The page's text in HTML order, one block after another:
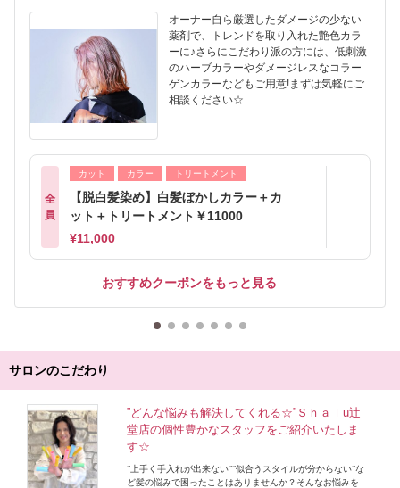
オーナー自ら厳選したダメージの少ない
薬剤で、トレンドを取り入れた艶色カラ
ーに♪さらにこだわり派の方には、低刺激
のハーブカラーやダメージレスなコラー
ゲンカラーなどもご用意!まずは気軽にご
相談ください☆
全
員
カット カラー トリートメント
【脱白髪染め】白髪ぼかしカラー＋カ
ット＋トリートメント￥11000
¥11,000
おすすめクーポンをもっと見る
サロンのこだわり
”どんな悩みも解決してくれる☆”Ｓｈａｌu辻
堂店の個性豊かなスタッフをご紹介いたしま
す☆
‘’上手く手入れが出来ない‘’‘’似合うスタイルが分からない‘’な
ど髪の悩みで困ったことはありませんか？そんなお悩みを